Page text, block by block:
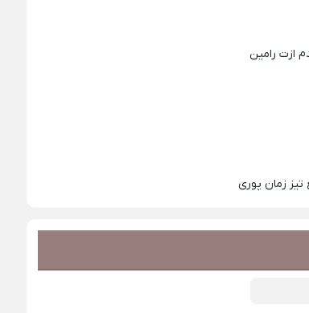
ازت رامین
تیز زمان پوری